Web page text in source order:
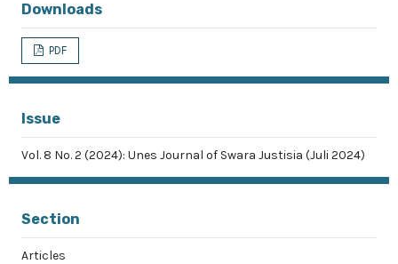
Downloads
PDF
Issue
Vol. 8 No. 2 (2024): Unes Journal of Swara Justisia (Juli 2024)
Section
Articles